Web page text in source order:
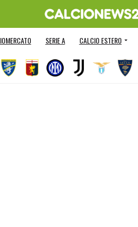
SERIE A CALCIO ESTERO